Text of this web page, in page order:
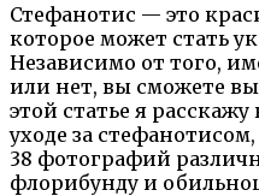
Стефанотис — это
которое может стать
Независимо от того,
или нет, вы сможете
этой статье я
уходе за
38 фотографий
флорибунду и